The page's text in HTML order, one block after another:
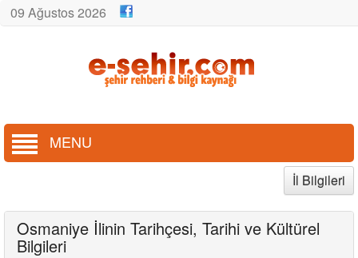
09 Ağustos 2026
MENU
İl Bilgileri
Osmaniye İlinin Tarihçesi, Tarihi ve Kültürel
Bilgileri